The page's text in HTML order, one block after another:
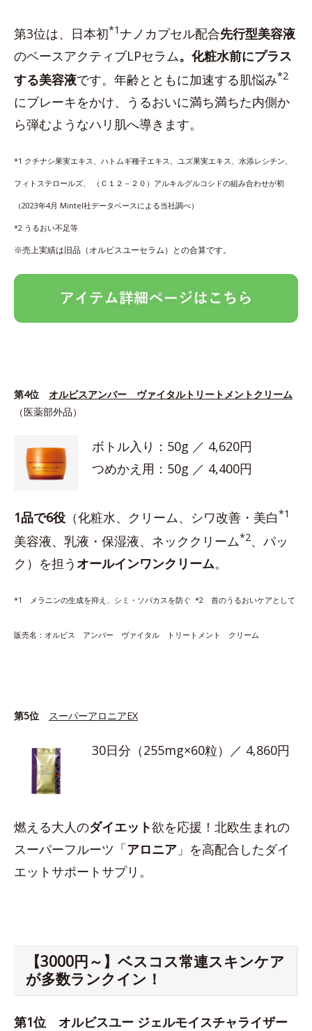
第3位は、日本初*1ナノカプセル配合先行型美容液
のベースアクティブLPセラム。化粧水前にプラス
する美容液です。年齢とともに加速する肌悩み*2
にブレーキをかけ、うるおいに満ち満ちた内側か
ら弾むようなハリ肌へ導きます。
*1 クチナシ果実エキス、ハトムギ種子エキス、ユズ果実エキス、水添レシチン、
フィトステロールズ、 （Ｃ１２－２０）アルキルグルコシドの組み合わせが初
（2023年4月 Mintel社データベースによる当社調べ）
*2 うるおい不足等
※売上実績は旧品（オルビスユーセラム）との合算です。
第4位
オルビスアンバー ヴァイタルトリートメントクリーム
（医薬部外品）
ボトル入り：50g ／ 4,620円
つめかえ用：50g ／ 4,400円
1品で6役 （化粧水、クリーム、シワ改善・美白*1
美容液、乳液・保湿液、ネッククリーム*2、パッ
ク）を担う オールインワンクリーム。
*1 メラニンの生成を抑え、シミ・ソバカスを防ぐ *2 首のうるおいケアとして
販売名：オルビス アンバー ヴァイタル トリートメント クリーム
第5位 スーパーアロニアEX
30日分（255mg×60粒）／ 4,860円
燃える大人のダイエット欲を応援！北欧生まれの
スーパーフルーツ「アロニア 」を高配合したダイ
エットサポートサプリ。
【3000円～】ベスコス常連スキンケア
が多数ランクイン！
第1位 オルビスユー ジェルモイスチャライザー